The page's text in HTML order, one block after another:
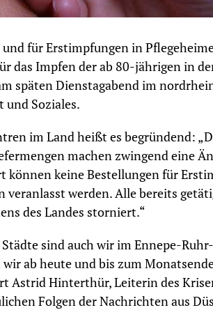
für Erstimpfungen in
das Impfen der ab 80-jährigen in
späten Dienstagabend im
Soziales.
im Land heißt es begründend:
machen zwingend eine
können keine Bestellungen für
veranlasst werden. Alle bereits
des Landes storniert.“
sind auch wir im Ennepe-
ab heute und bis zum
Astrid Hinterthür, Leiterin des
Folgen der Nachrichten aus